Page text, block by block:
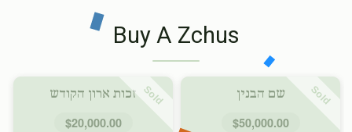
Buy A Zchus
Sold שם הבנין
$50,000.00
Sold זכות ארון הקודש
$20,000.00